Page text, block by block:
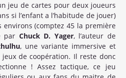
jeu de cartes pour deux joueurs
si l’enfant a l’habitude de jouer)
environs (comptez 45 la première
par Chuck D. Yager, l’auteur de
, une variante immersive et
de coopération. Il reste donc
! Assez tactique, ce jeu